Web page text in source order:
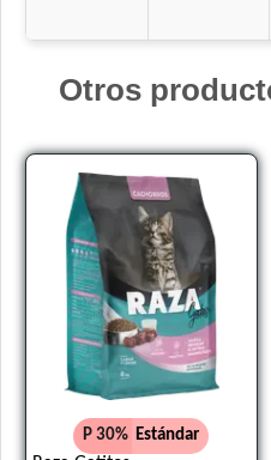
Otros
P 30% Estándar